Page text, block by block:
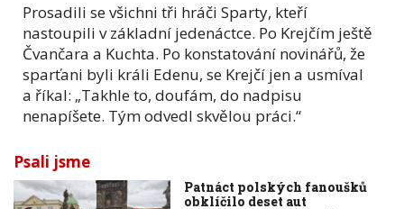
Prosadili se všichni tři hráči Sparty, kteří
nastoupili v základní jedenáctce. Po Krejčím ještě
Čvančara a Kuchta. Po konstatování novinářů, že
sparťani byli králi Edenu, se Krejčí jen a usmíval
a říkal: „Takhle to, doufám, do nadpisu
nenapíšete. Tým odvedl skvělou práci.“
Psali jsme
Patnáct polských fanoušků
obklíčilo deset aut